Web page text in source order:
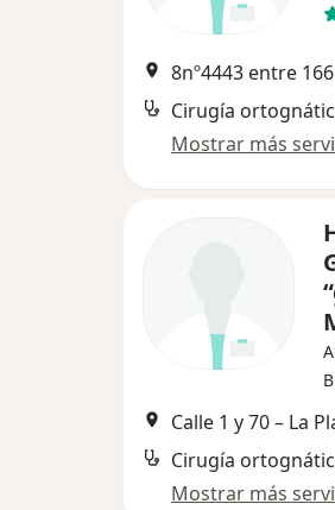
Cirugía
Mostrar más
Calle 1 y 70 – La
Cirugía
Mostrar más